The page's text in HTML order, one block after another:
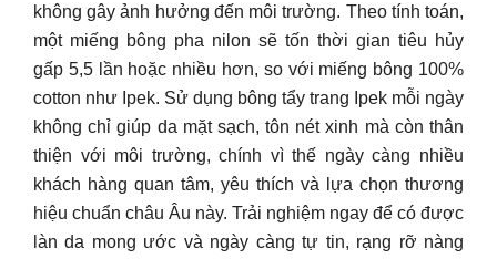
không gây ảnh hưởng đến môi trường. Theo tính toán,
một miếng bông pha nilon sẽ tốn thời gian tiêu hủy
gấp 5,5 lần hoặc nhiều hơn, so với miếng bông 100%
cotton như Ipek. Sử dụng bông tẩy trang Ipek mỗi ngày
không chỉ giúp da mặt sạch, tôn nét xinh mà còn thân
thiện với môi trường, chính vì thế ngày càng nhiều
khách hàng quan tâm, yêu thích và lựa chọn thương
hiệu chuẩn châu Âu này. Trải nghiệm ngay để có được
làn da mong ước và ngày càng tự tin, rạng rỡ nàng